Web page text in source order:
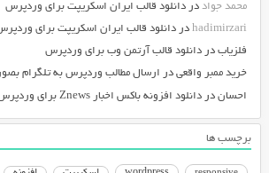
محمد جواددر دانلود قالب ایران اسکریپت برای وردپرس
hadimirzariدر دانلود قالب ایران اسکریپت برای
فلزیابدر دانلود قالب آرتمن وب برای وردپرس
خرید ممبر واقعیدر ارسال مطالب وردپرس به تلگرام
احساندر دانلود افزونه باکس اخبار Znews برای وردپرس
برچسب ها